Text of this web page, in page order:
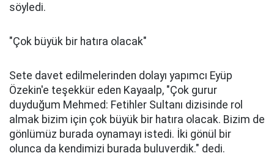
söyledi.
"Çok büyük bir hatıra olacak"
Sete davet edilmelerinden dolayı yapımcı Eyüp
Özekin'e teşekkür eden Kayaalp, "Çok gurur
duyduğum Mehmed: Fetihler Sultanı dizisinde rol
almak bizim için çok büyük bir hatıra olacak. Bizim de
gönlümüz burada oynamayı istedi. İki gönül bir
olunca da kendimizi burada buluverdik." dedi.